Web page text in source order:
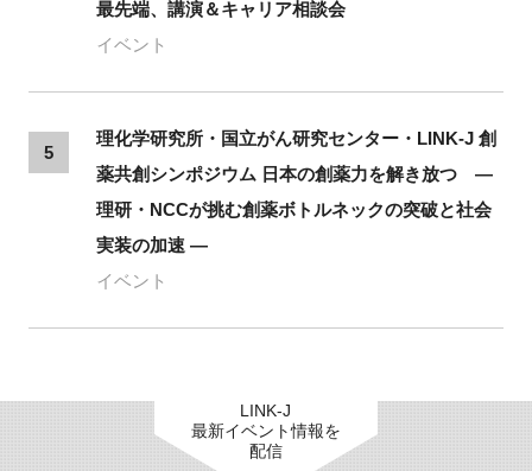
最先端、講演＆キャリア相談会
イベント
5
理化学研究所・国立がん研究センター・LINK-J 創
薬共創シンポジウム 日本の創薬力を解き放つ ―
理研・NCCが挑む創薬ボトルネックの突破と社会
実装の加速 ―
イベント
LINK-J
最新イベント情報を
配信